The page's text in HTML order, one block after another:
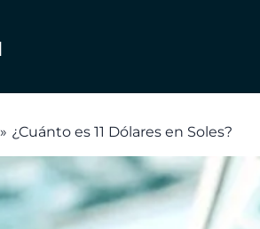
¿Cuánto es 11 Dólares en Soles?